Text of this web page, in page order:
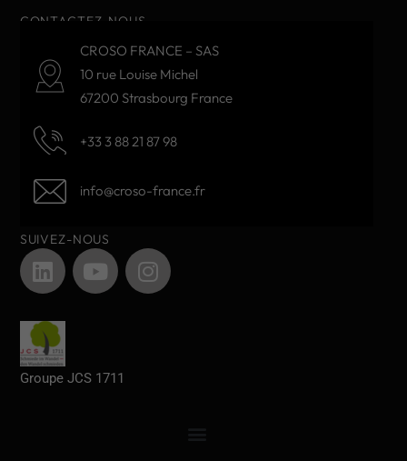
CONTACTEZ-NOUS
CROSO FRANCE – SAS
10 rue Louise Michel
67200 Strasbourg France
+33 3 88 21 87 98
info@croso-france.fr
SUIVEZ-NOUS
Groupe JCS 1711